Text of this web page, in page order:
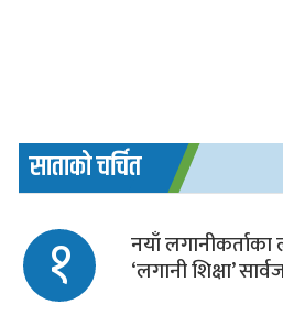
साताको चर्चित
१ नयाँ लगानीकर्ताका
‘लगानी शिक्षा’